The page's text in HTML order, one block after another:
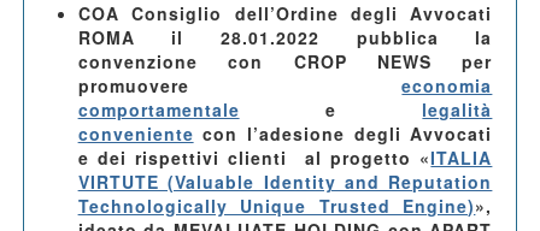
COA Consiglio dell’Ordine degli Avvocati
ROMA il 28.01.2022 pubblica la
convenzione con CROP NEWS per
promuovereeconomia
comportamentale e legalità
conveniente con l’adesione degli Avvocati
e dei rispettivi clienti al progetto «ITALIA
VIRTUTE (Valuable Identity and Reputation
Technologically Unique Trusted Engine)»,